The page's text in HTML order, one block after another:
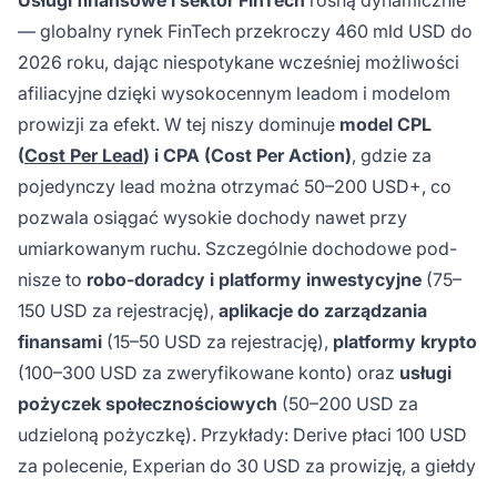
— globalny rynek FinTech przekroczy 460 mld USD do
2026 roku, dając niespotykane wcześniej możliwości
afiliacyjne dzięki wysokocennym leadom i modelom
prowizji za efekt. W tej niszy dominuje model CPL
(Cost Per Lead) i CPA (Cost Per Action), gdzie za
pojedynczy lead można otrzymać 50–200 USD+, co
pozwala osiągać wysokie dochody nawet przy
umiarkowanym ruchu. Szczególnie dochodowe pod-
nisze to robo-doradcy i platformy inwestycyjne (75–
150 USD za rejestrację), aplikacje do zarządzania
finansami (15–50 USD za rejestrację), platformy krypto
(100–300 USD za zweryfikowane konto) oraz usługi
pożyczek społecznościowych (50–200 USD za
udzieloną pożyczkę). Przykłady: Derive płaci 100 USD
za polecenie, Experian do 30 USD za prowizję, a giełdy